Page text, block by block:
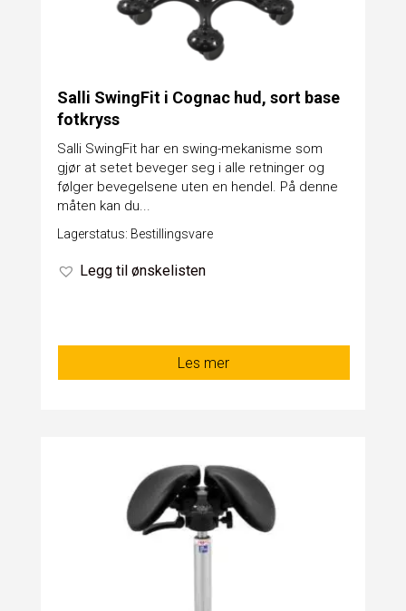
Salli SwingFit i Cognac hud, sort base
fotkryss
Salli SwingFit har en swing-mekanisme som
gjør at setet beveger seg i alle retninger og
følger bevegelsene uten en hendel. På denne
måten kan du...
Lagerstatus: Bestillingsvare
Legg til ønskelisten
Les mer